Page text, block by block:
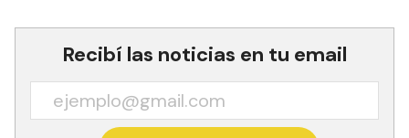
Recibí las noticias en tu email